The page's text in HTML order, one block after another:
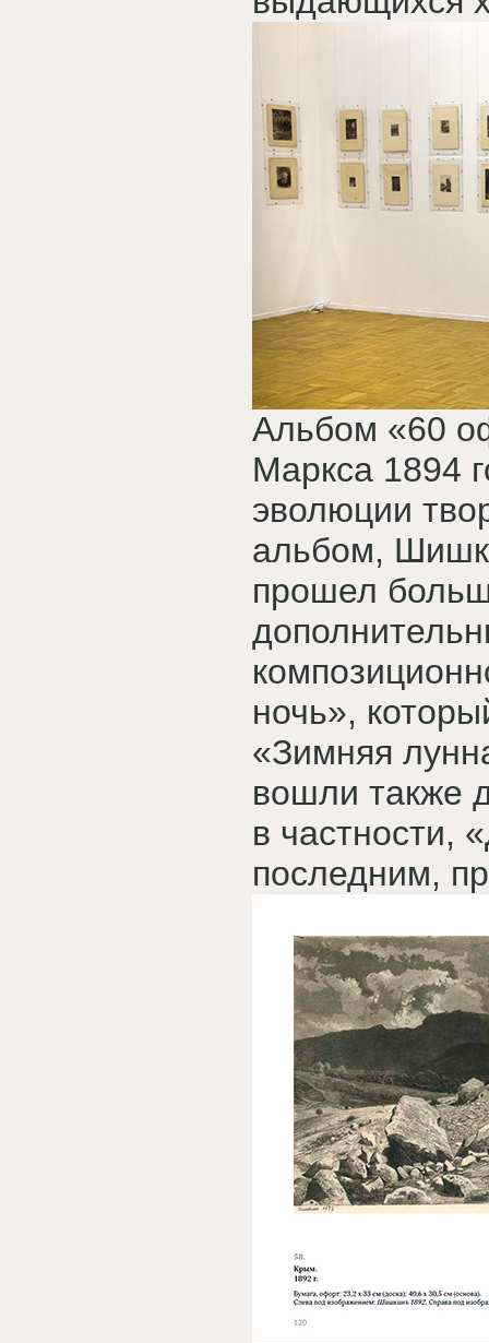
Альбом «60
Маркса 1894
эволюции
альбом,
прошел
ночь»,
«Зимняя
вошли также
в частности,
последним,